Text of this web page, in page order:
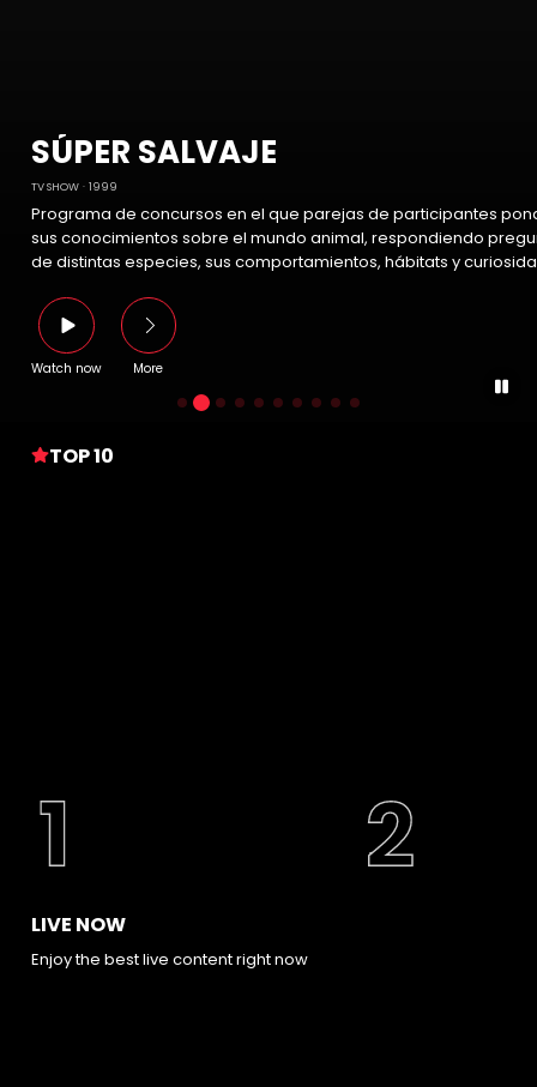
SÚPER SALVAJE
TV SHOW 1999
Programa de concursos en el que parejas de participantes
sus conocimientos sobre el mundo animal, respondiendo
de distintas especies, sus comportamientos, hábitats y
Watch now More
TOP 10
LIVE NOW
Enjoy the best live content right now